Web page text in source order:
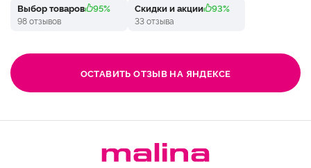
Выбор товаров 95%
98 отзывов
Скидки и акции 93%
33 отзыва
ОСТАВИТЬ ОТЗЫВ НА ЯНДЕКСЕ